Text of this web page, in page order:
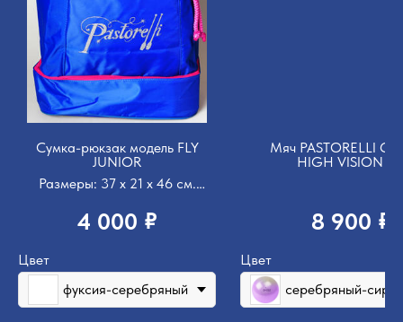
Сумка-рюкзак модель FLY
JUNIOR
Размеры: 37 x 21 x 46 cм.
ручкой. Карман на молнии,
сумка затягивается с помощью
4 000 ₽
Цвет
фуксия-серебряный
Мяч PASTORELLI
HIGH VISION -
8 900 ₽
Цвет
серебряный-